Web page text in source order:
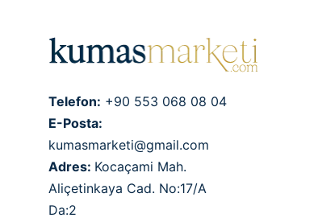
Telefon: +90 553 068 08 04
E-Posta:
kumasmarketi@gmail.com
Adres: Kocaçami Mah.
Aliçetinkaya Cad. No:17/A
Da:2